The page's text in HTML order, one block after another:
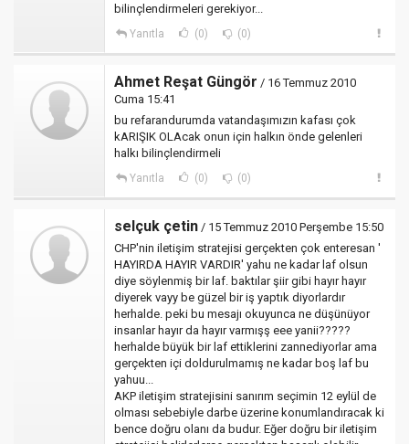
bilinçlendirmeleri gerekiyor...
Yanıtla (0) (0)
Ahmet Reşat Güngör / 16 Temmuz 2010
Cuma 15:41
bu refarandurumda vatandaşımızın kafası çok
kARIŞIK OLAcak onun için halkın önde gelenleri
halkı bilinçlendirmeli
Yanıtla (0) (0)
selçuk çetin / 15 Temmuz 2010 Perşembe 15:50
CHP'nin iletişim stratejisi gerçekten çok enteresan '
HAYIRDA HAYIR VARDIR' yahu ne kadar laf olsun
diye söylenmiş bir laf. baktılar şiir gibi hayır hayır
diyerek vayy be güzel bir iş yaptık diyorlardır
herhalde. peki bu mesajı okuyunca ne düşünüyor
insanlar hayır da hayır varmışş eee yanii?????
herhalde büyük bir laf ettiklerini zannediyorlar ama
gerçekten içi doldurulmamış ne kadar boş laf bu
yahuu...
AKP iletişim stratejisini sanırım seçimin 12 eylül de
olması sebebiyle darbe üzerine konumlandıracak ki
bence doğru olanı da budur. Eğer doğru bir iletişim